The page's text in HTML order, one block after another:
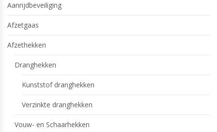
Aanrijdbeveiliging
Afzetgaas
Afzethekken
Dranghekken
Kunststof dranghekken
Verzinkte dranghekken
Vouw- en Schaarhekken